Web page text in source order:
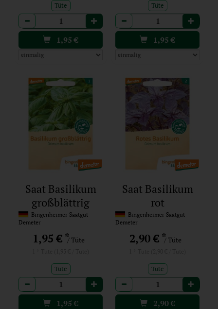
Tüte
Anzahl
1,95€
Tüte
Anzahl
1,95€
Saat Basilikum
großblättrig
Bingenheimer Saatgut
Demeter
1,95 € */ Tüte
Tüte
Anzahl
1,95€
Saat Basilikum
rot
Bingenheimer Saatgut
Demeter
2,90 € */ Tüte
Tüte
Anzahl
2,90€